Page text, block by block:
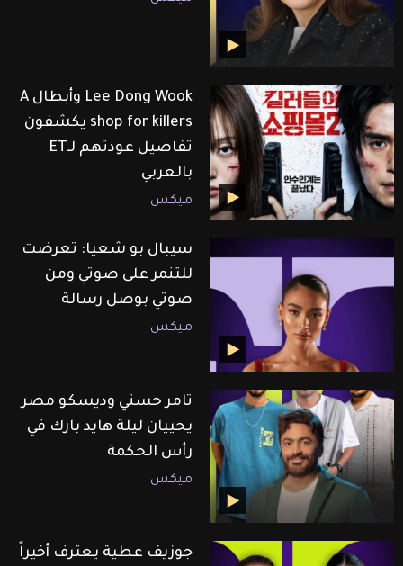
Lee Dong Wook وأبطال A
shop for killers يكشفون
تفاصيل عودتهم لـET
بالعربي
ميكس
سيبال بو شعيا: تعرضت
للتنمر على صوتي ومن
صوتي بوصل رسالة
ميكس
تامر حسني وديسكو مصر
يحييان ليلة هايد بارك في
رأس الحكمة
ميكس
جوزيف عطية يعترف أخيراً